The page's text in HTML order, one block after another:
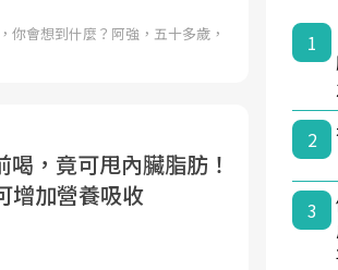
你會想到什麼？阿強，五十多歲，
，竟可甩內臟脂肪！
增加營養吸收
1
2
3